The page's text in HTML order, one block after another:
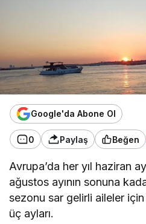
Google'da Abone Ol
0 Paylaş Beğen
Avrupa’da her yıl haziran
ağustos ayının sonuna
sezonu sar gelirli aileler
üç ayları.